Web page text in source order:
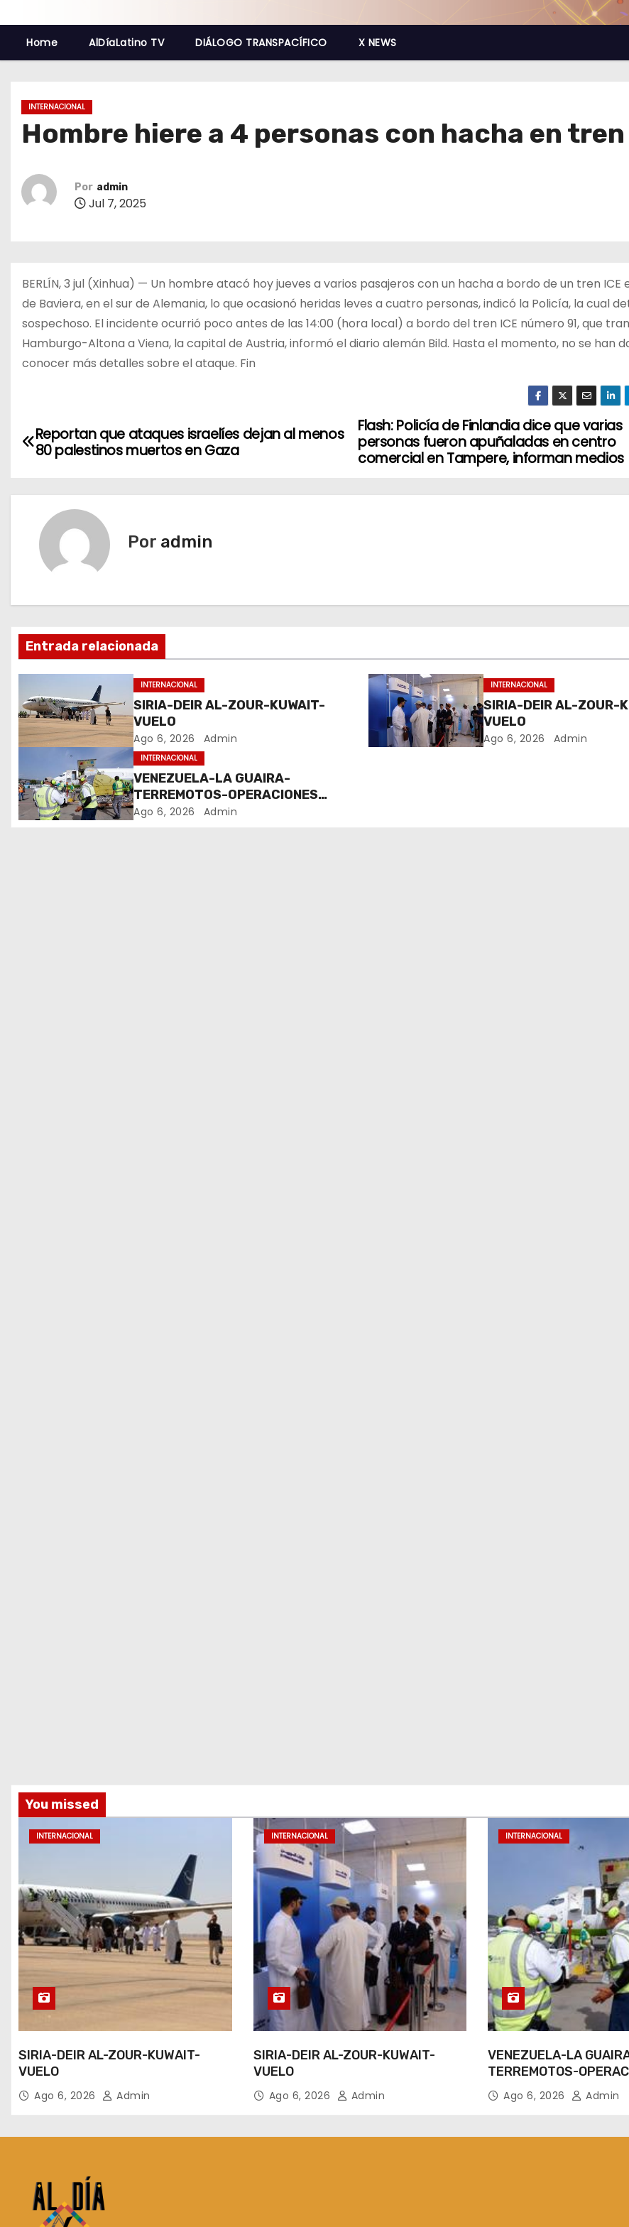
Home AlDíaLatino TV DIÁLOGO TRANSPACÍFICO X NEWS
INTERNACIONAL
Hombre hiere a 4 personas con hacha en
Por admin
Jul 7, 2025
BERLÍN, 3 jul (Xinhua) — Un hombre atacó hoy jueves a varios pasajeros con un hacha a bordo de un tren ICE
de Baviera, en el sur de Alemania, lo que ocasionó heridas leves a cuatro personas, indicó la Policía, la cual
sospechoso. El incidente ocurrió poco antes de las 14:00 (hora local) a bordo del tren ICE número 91, que
Hamburgo-Altona a Viena, la capital de Austria, informó el diario alemán Bild. Hasta el momento, no se han
conocer más detalles sobre el ataque. Fin
N
v
c
i
ó
n
d
e
n
Flash: Policía de Finlandia dice que varias
personas fueron apuñaladas en centro
comercial en Tampere, informan medios
Reportan que ataques israelíes dejan al menos
80 palestinos muertos en Gaza
Por admin
Entrada relacionada
INTERNACIONAL
SIRIA-DEIR AL-ZOUR-KUWAIT-
VUELO
Ago 6, 2026 Admin
INTERNACIONAL
SIRIA-DEIR AL-ZOUR-
VUELO
Ago 6, 2026 Admin
INTERNACIONAL
VENEZUELA-LA GUAIRA-
TERREMOTOS-OPERACIONES
AEREAS
Ago 6, 2026 Admin
You missed
INTERNACIONAL
SIRIA-DEIR AL-ZOUR-KUWAIT-
VUELO
Ago 6, 2026 Admin
INTERNACIONAL
SIRIA-DEIR AL-ZOUR-KUWAIT-
VUELO
Ago 6, 2026 Admin
INTERNACIONAL
VENEZUELA-LA
TERREMOTOS-
AEREAS
Ago 6, 2026 Admin